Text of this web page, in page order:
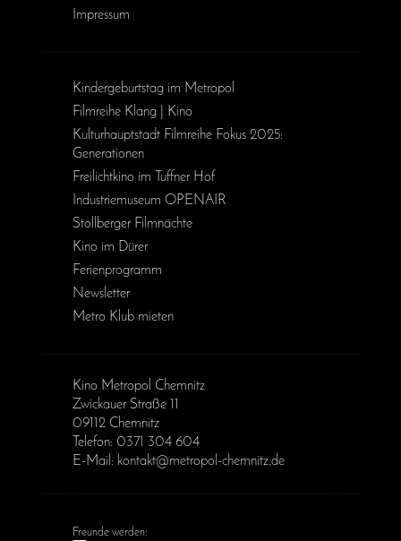
Impressum
Kinder­geburts­tag im Metropol
Filmreihe Klang | Kino
Kulturhauptstadt Filmreihe Fokus 2025:
Generationen
Freilichtkino im Tuffner Hof
Industriemuseum OPENAIR
Stollberger Filmnächte
Kino im Dürer
Ferienprogramm
Newsletter
Metro Klub mieten
Kino Metropol Chemnitz
Zwickauer Straße 11
09112 Chemnitz
Telefon: 0371 304 604
E-Mail: kontakt@metropol-chemnitz.de